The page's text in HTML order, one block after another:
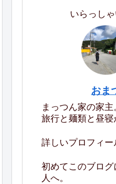
いらっし
おま
まっつん家の家主
旅行と麺類と昼寝
詳しいプロフィー
初めてこのブログ
人へ。